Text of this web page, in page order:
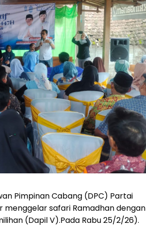
Pimpinan Cabang (DPC) Partai
safari Ramadhan dengan
(Dapil V).Pada Rabu 25/2/26).